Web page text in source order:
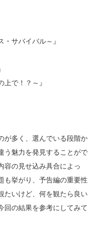
・サバイバル～』
上で！？～』
が多く、選んでいる段階か
う魅力を発見することがで
容の見せ込み具合によっ
も挙がり、予告編の重要性
たいけど、何を観たら良い
回の結果を参考にしてみて